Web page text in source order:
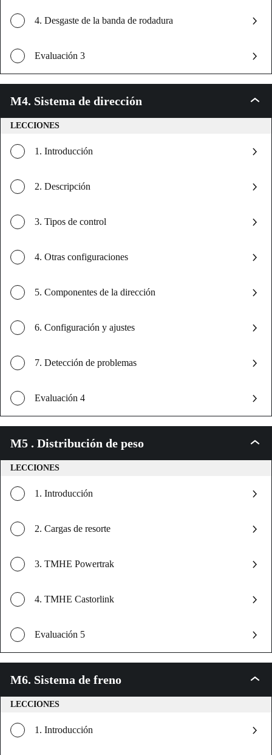
4. Desgaste de la banda de rodadura
Evaluación 3
M4. Sistema de dirección
M4.
LECCIONES
1. Introducción
2. Descripción
3. Tipos de control
4. Otras configuraciones
5. Componentes de la dirección
6. Configuración y ajustes
7. Detección de problemas
Evaluación 4
M5 . Distribución de peso
M5
peso
LECCIONES
1. Introducción
2. Cargas de resorte
3. TMHE Powertrak
4. TMHE Castorlink
Evaluación 5
M6. Sistema de freno
M6.
LECCIONES
1. Introducción